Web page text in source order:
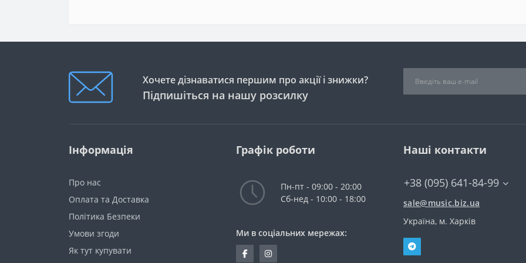
Хочете дізнаватися першим про акції і знижки?
Підпишіться на нашу розсилку
Інформація
Про нас
Оплата та Доставка
Політика Безпеки
Умови згоди
Як тут купувати
Графік роботи
Пн-пт - 09:00 - 20:00
Сб-нед - 10:00 - 18:00
Ми в соціальних мережах:
Наші контакти
+38 (095) 641-84-99
sale@music.biz.ua
Україна, м. Харків